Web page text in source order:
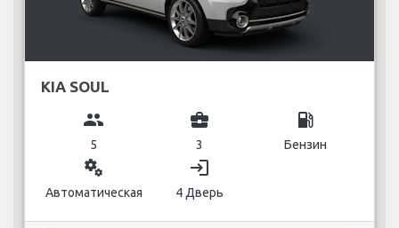
KIA SOUL
group
5
business_center
3
local_gas_station
Бензин
miscellaneous_services
Автоматическая
login
4 Дверь